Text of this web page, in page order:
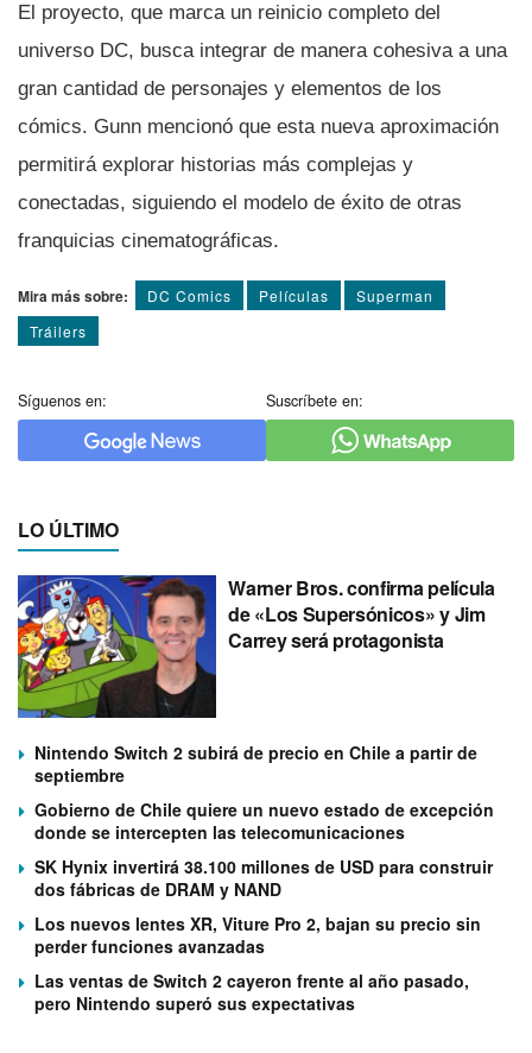
El proyecto, que marca un reinicio completo del
universo DC, busca integrar de manera cohesiva a una
gran cantidad de personajes y elementos de los
cómics. Gunn mencionó que esta nueva aproximación
permitirá explorar historias más complejas y
conectadas, siguiendo el modelo de éxito de otras
franquicias cinematográficas.
Mira más sobre: DC Comics Pelí­culas
Superman
Tráilers
Síguenos en: Suscríbete en:
LO ÚLTIMO
Warner Bros. confirma película
de «Los Supersónicos» y Jim
Carrey será protagonista
Nintendo Switch 2 subirá de precio en Chile a partir de
septiembre
Gobierno de Chile quiere un nuevo estado de excepción
donde se intercepten las telecomunicaciones
SK Hynix invertirá 38.100 millones de USD para construir
dos fábricas de DRAM y NAND
Los nuevos lentes XR, Viture Pro 2, bajan su precio sin
perder funciones avanzadas
Las ventas de Switch 2 cayeron frente al año pasado,
pero Nintendo superó sus expectativas